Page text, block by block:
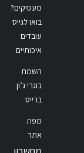
מעסיקים?
בואו לגייס
עובדים
איכותיים
השמת
בוגרי ג’ון
ברייס
מפת
אתר